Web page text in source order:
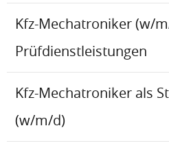
Kfz-Mechatroniker (w/
Prüfdienstleistungen
Kfz-Mechatroniker als
(w/m/d)